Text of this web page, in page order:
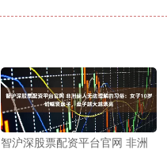
智沪深股票配资平台官网 非洲